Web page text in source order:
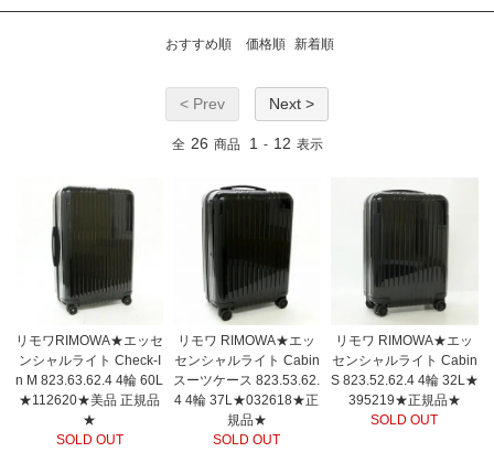
おすすめ順 価格順 新着順
< Prev Next >
全 26 商品 1 - 12 表示
リモワRIMOWA★エッセ
ンシャルライト Check-I
n M 823.63.62.4 4輪 60L
★112620★美品 正規品
★
SOLD OUT
リモワ RIMOWA★エッ
センシャルライト Cabin
スーツケース 823.53.62.
4 4輪 37L★032618★正
規品★
SOLD OUT
リモワ RIMOWA★エッ
センシャルライト Cabin
S 823.52.62.4 4輪 32L★
395219★正規品★
SOLD OUT